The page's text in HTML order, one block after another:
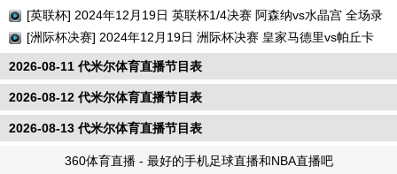
放
[英联杯] 2024年12月19日 英联杯1/4决赛 阿森纳vs水晶宫 全场录
像回放
[洲际杯决赛] 2024年12月19日 洲际杯决赛 皇家马德里vs帕丘卡
全场录像回放
2026-08-11 代米尔体育直播节目表
2026-08-12 代米尔体育直播节目表
2026-08-13 代米尔体育直播节目表
360体育直播 - 最好的手机足球直播和NBA直播吧